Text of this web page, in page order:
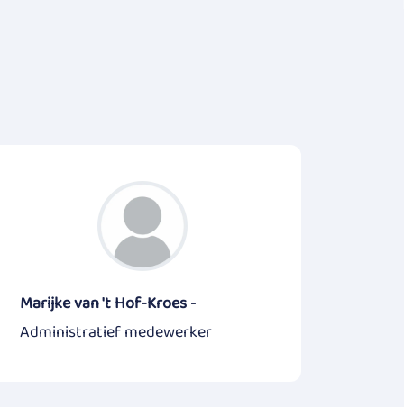
Marijke van 't Hof-Kroes-
Administratief medewerker